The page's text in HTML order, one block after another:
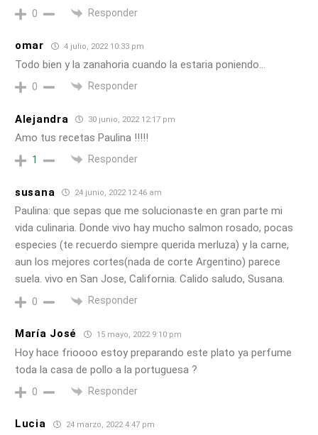
0 Responder
omar 4 julio, 2022 10:33 pm
Todo bien y la zanahoria cuando la estaria poniendo…
0 Responder
Alejandra 30 junio, 2022 12:17 pm
Amo tus recetas Paulina !!!!!
1 Responder
susana 24 junio, 2022 12:46 am
Paulina: que sepas que me solucionaste en gran parte mi
vida culinaria. Donde vivo hay mucho salmon rosado, pocas
especies (te recuerdo siempre querida merluza) y la carne,
aun los mejores cortes(nada de corte Argentino) parece
suela. vivo en San Jose, California. Calido saludo, Susana.
0 Responder
María José 15 mayo, 2022 9:10 pm
Hoy hace frioooo estoy preparando este plato ya perfume
toda la casa de pollo a la portuguesa ?
0 Responder
Lucia 24 marzo, 2022 4:47 pm